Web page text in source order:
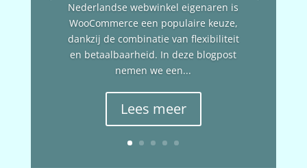
Nederlandse webwinkel eigenaren is
WooCommerce een populaire keuze,
dankzij de combinatie van flexibiliteit
en betaalbaarheid. In deze blogpost
nemen we een...
Lees meer